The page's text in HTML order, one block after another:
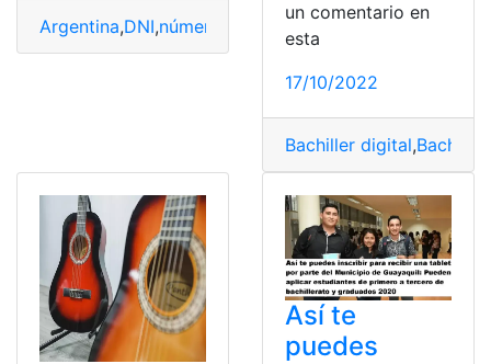
Argentina,DNI,número Proceso de inscripción,
un comentario en
esta
17/10/2022
Bachiller digital,
Así te
puedes